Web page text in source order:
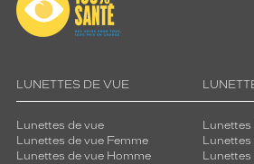
LUNETTES DE VUE
Lunettes de vue
Lunettes de vue Femme
Lunettes de vue Homme
Lunettes
Lunettes
Lunettes